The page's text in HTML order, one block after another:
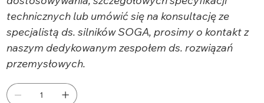
technicznych lub umówić się na konsultację ze
specjalistą ds. silników SOGA, prosimy o kontakt z
naszym dedykowanym zespołem ds. rozwiązań
przemysłowych.